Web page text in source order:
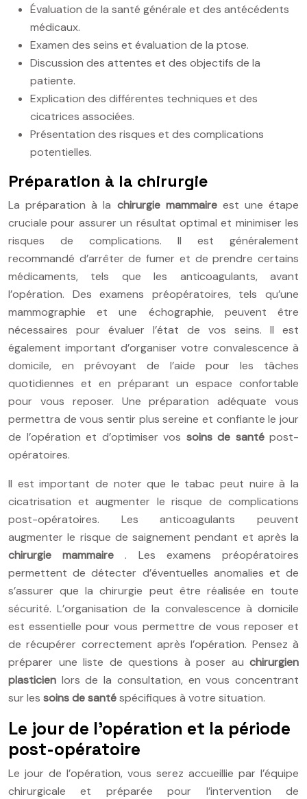
Évaluation de la santé générale et des antécédents
médicaux.
Examen des seins et évaluation de la ptose.
Discussion des attentes et des objectifs de la
patiente.
Explication des différentes techniques et des
cicatrices associées.
Présentation des risques et des complications
potentielles.
Préparation à la chirurgie
La préparation à la chirurgie mammaire est une étape
cruciale pour assurer un résultat optimal et minimiser les
risques de complications. Il est généralement
recommandé d’arrêter de fumer et de prendre certains
médicaments, tels que les anticoagulants, avant
l’opération. Des examens préopératoires, tels qu’une
mammographie et une échographie, peuvent être
nécessaires pour évaluer l’état de vos seins. Il est
également important d’organiser votre convalescence à
domicile, en prévoyant de l’aide pour les tâches
quotidiennes et en préparant un espace confortable
pour vous reposer. Une préparation adéquate vous
permettra de vous sentir plus sereine et confiante le jour
de l’opération et d’optimiser vos soins de santé post-
opératoires.
Il est important de noter que le tabac peut nuire à la
cicatrisation et augmenter le risque de complications
post-opératoires. Les anticoagulants peuvent
augmenter le risque de saignement pendant et après la
chirurgie mammaire . Les examens préopératoires
permettent de détecter d’éventuelles anomalies et de
s’assurer que la chirurgie peut être réalisée en toute
sécurité. L’organisation de la convalescence à domicile
est essentielle pour vous permettre de vous reposer et
de récupérer correctement après l’opération. Pensez à
préparer une liste de questions à poser au chirurgien
plasticien lors de la consultation, en vous concentrant
sur les soins de santéspécifiques à votre situation.
Le jour de l’opération et la période
post-opératoire
Le jour de l’opération, vous serez accueillie par l’équipe
chirurgicale et préparée pour l’intervention de